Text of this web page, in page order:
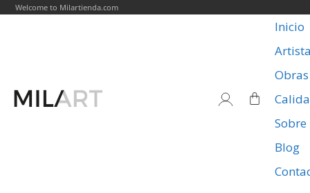
Welcome to Milartienda.com
Inicio
Obras
Blog